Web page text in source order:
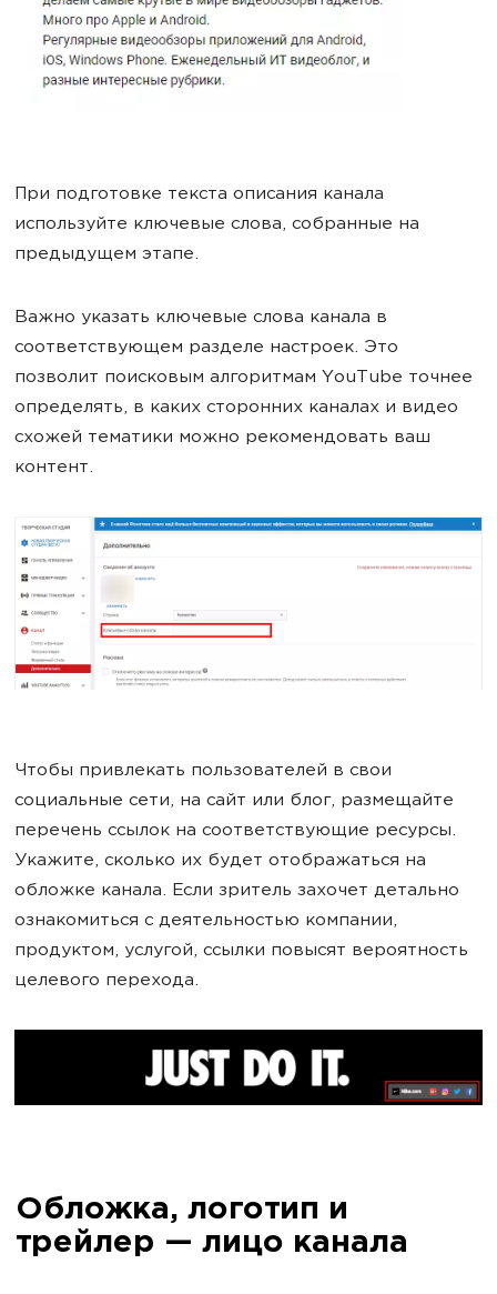
При подготовке текста описания канала
используйте ключевые слова, собранные на
предыдущем этапе.
Важно указать ключевые слова канала в
соответствующем разделе настроек. Это
позволит поисковым алгоритмам YouTube точнее
определять, в каких сторонних каналах и видео
схожей тематики можно рекомендовать ваш
контент.
Чтобы привлекать пользователей в свои
социальные сети, на сайт или блог, размещайте
перечень ссылок на соответствующие ресурсы.
Укажите, сколько их будет отображаться на
обложке канала. Если зритель захочет детально
ознакомиться с деятельностью компании,
продуктом, услугой, ссылки повысят вероятность
целевого перехода.
Обложка, логотип и
трейлер — лицо канала